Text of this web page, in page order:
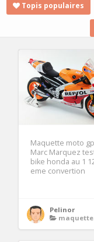
Topis populaires
Maquette moto gp
Marc Marquez
bike honda au 1
eme convertion
Pelinor
maquette